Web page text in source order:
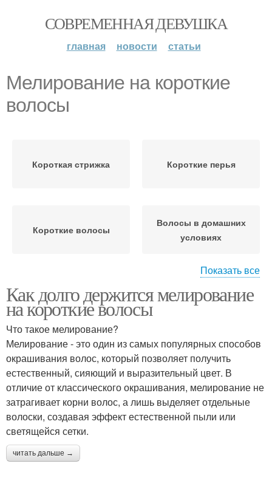
СОВРЕМЕННАЯ ДЕВУШКА
главная новости статьи
Мелирование на короткие
волосы
Короткая стрижка Короткие перья
Короткие волосы
Волосы в домашних
условиях
волосы
Мокрые волосы
Волос на каре
Показать все
Как долго держится мелирование
на короткие волосы
Что такое мелирование?
Мелирование - это один из самых популярных способов
окрашивания волос, который позволяет получить
естественный, сияющий и выразительный цвет. В
отличие от классического окрашивания, мелирование не
затрагивает корни волос, а лишь выделяет отдельные
волоски, создавая эффект естественной пыли или
светящейся сетки.
читать дальше →